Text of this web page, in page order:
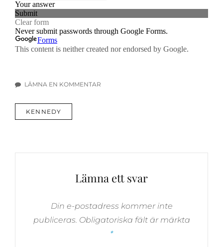
LÄMNA EN KOMMENTAR
ANMÄL
INTRESSE
ETIKETTER
KENNEDY
Lämna ett svar
Din e-postadress kommer inte
publiceras. Obligatoriska fält är märkta
*